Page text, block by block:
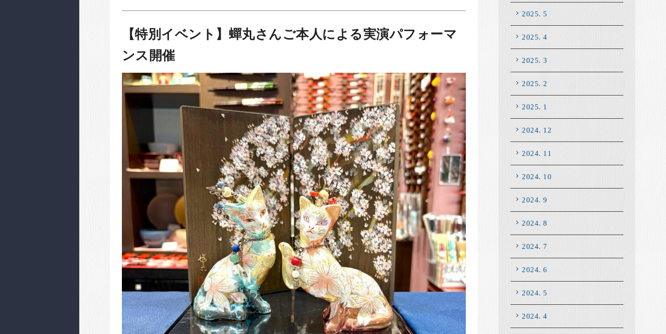
【特別イベント】蟬丸さんご本人による実演パフォーマ
ンス開催
2025. 5
2025. 4
2025. 3
2025. 2
2025. 1
2024. 12
2024. 11
2024. 10
2024. 9
2024. 8
2024. 7
2024. 6
2024. 5
2024. 4